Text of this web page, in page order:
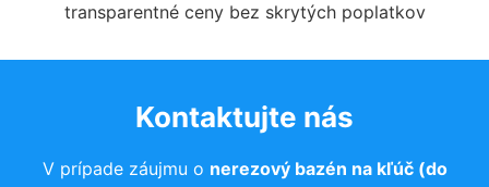
transparentné ceny bez skrytých poplatkov
Kontaktujte nás
V prípade záujmu o nerezový bazén na kľúč (do